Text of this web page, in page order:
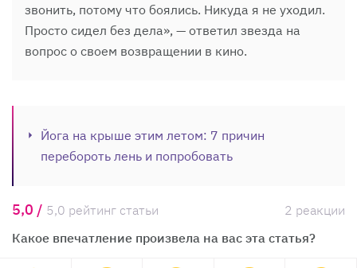
звонить, потому что боялись. Никуда я не уходил.
Просто сидел без дела», — ответил звезда на
вопрос о своем возвращении в кино.
Йога на крыше этим летом: 7 причин
перебороть лень и попробовать
5,0 / 5,0 рейтинг статьи
2 реакции
Какое впечатление произвела на вас эта статья?